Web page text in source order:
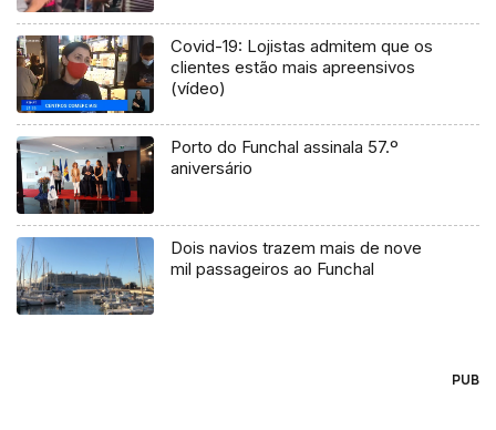
Covid-19: Lojistas admitem que os
clientes estão mais apreensivos
(vídeo)
Porto do Funchal assinala 57.º
aniversário
Dois navios trazem mais de nove
mil passageiros ao Funchal
PUB